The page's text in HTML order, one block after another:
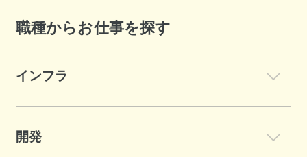
職種からお仕事を探す
インフラ
開発